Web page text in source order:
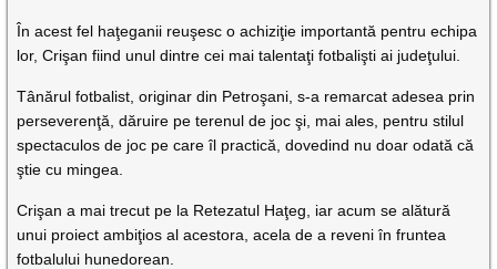
În acest fel haţeganii reuşesc o achiziţie importantă pentru echipa
lor, Crişan fiind unul dintre cei mai talentaţi fotbalişti ai judeţului.
Tânărul fotbalist, originar din Petroşani, s-a remarcat adesea prin
perseverenţă, dăruire pe terenul de joc şi, mai ales, pentru stilul
spectaculos de joc pe care îl practică, dovedind nu doar odată că
ştie cu mingea.
Crişan a mai trecut pe la Retezatul Haţeg, iar acum se alătură
unui proiect ambiţios al acestora, acela de a reveni în fruntea
fotbalului hunedorean.